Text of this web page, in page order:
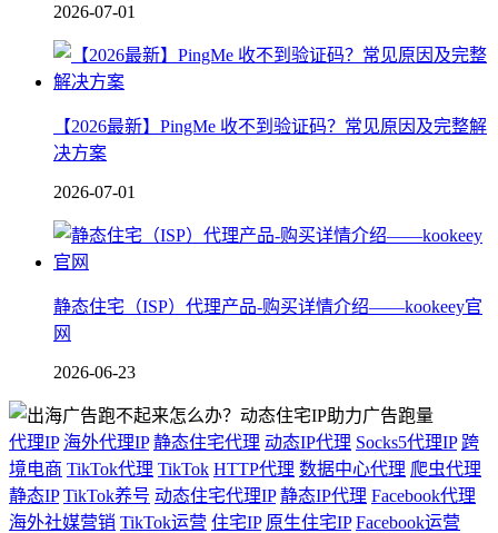
2026-07-01
【2026最新】PingMe 收不到验证码？常见原因及完整解
决方案
2026-07-01
静态住宅（ISP）代理产品-购买详情介绍——kookeey官
网
2026-06-23
代理IP 海外代理IP 静态住宅代理 动态IP代理 Socks5代理IP 跨
境电商 TikTok代理 TikTok HTTP代理 数据中心代理 爬虫代理
静态IP TikTok养号 动态住宅代理IP 静态IP代理 Facebook代理
海外社媒营销 TikTok运营 住宅IP 原生住宅IP Facebook运营